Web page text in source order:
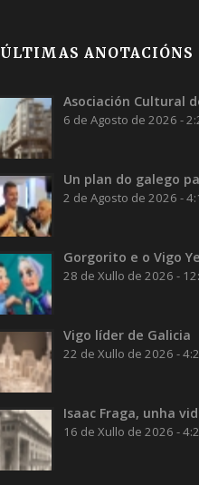
ÚLTIMAS ANOTACIÓNS
Asociación Cultural
6 de Agosto de 2026 -
Un plan do galego
2 de Agosto de 2026 -
Gorgorito e o Vigo
28 de Xullo de 2026 -
Vigo líder de Galicia
22 de Xullo de 2026 -
Isaac Fraga, unha
16 de Xullo de 2026 -